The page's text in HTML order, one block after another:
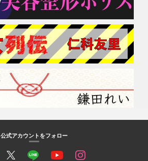
公式アカウントをフォロー